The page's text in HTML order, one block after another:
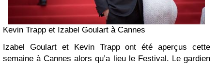
Kevin Trapp et Izabel Goulart à Cannes
Izabel Goulart et Kevin Trapp ont été aperçus cette
semaine à Cannes alors qu’a lieu le Festival. Le gardien